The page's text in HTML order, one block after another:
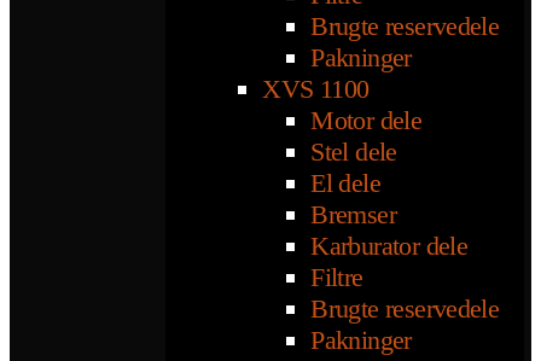
Brugte reservedele
Pakninger
XVS 1100
Motor dele
Stel dele
El dele
Bremser
Karburator dele
Filtre
Brugte reservedele
Pakninger